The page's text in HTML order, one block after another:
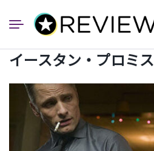
ン
イースタン・プロミス